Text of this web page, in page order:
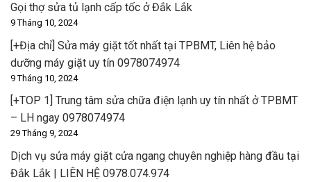
Gọi thợ sửa tủ lạnh cấp tốc ở Đắk Lắk
9 Tháng 10, 2024
[+Địa chỉ] Sửa máy giặt tốt nhất tại TPBMT, Liên hệ bảo
dưỡng máy giặt uy tín 0978074974
9 Tháng 10, 2024
[+TOP 1] Trung tâm sửa chữa điện lạnh uy tín nhất ở TPBMT
– LH ngay 0978074974
29 Tháng 9, 2024
Dịch vụ sửa máy giặt cửa ngang chuyên nghiệp hàng đầu tại
Đắk Lắk | LIÊN HỆ 0978.074.974